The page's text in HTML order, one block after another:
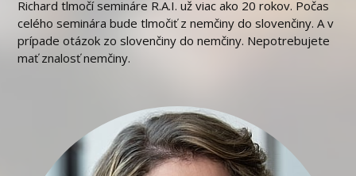
Richard tlmočí semináre R.A.I. už viac ako 20 rokov. Počas
celého seminára bude tlmočiť z nemčiny do slovenčiny. A v
prípade otázok zo slovenčiny do nemčiny. Nepotrebujete
mať znalosť nemčiny.